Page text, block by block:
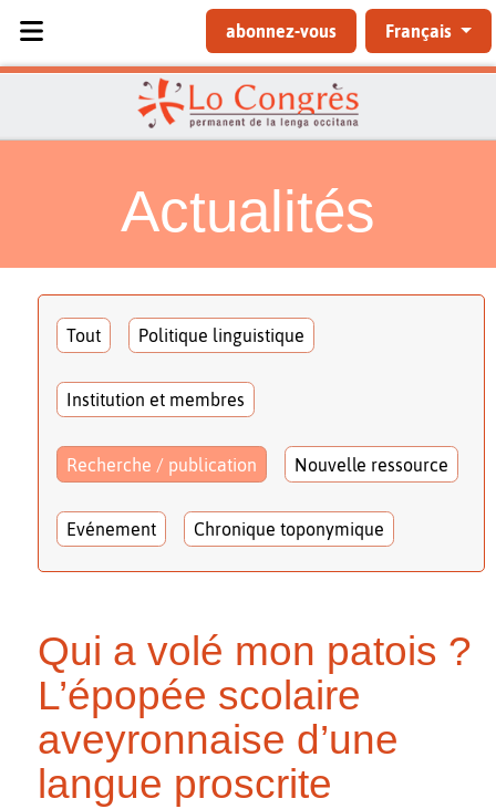
abonnez-vous Français
Actualités
Tout Politique linguistique
Institution et membres
Recherche / publication Nouvelle ressource
Evénement Chronique toponymique
Qui a volé mon patois ?
L’épopée scolaire
aveyronnaise d’une
langue proscrite